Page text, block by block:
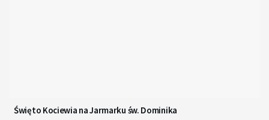
Święto Kociewia na Jarmarku św. Dominika